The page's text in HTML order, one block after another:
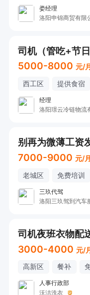
娄经理
洛阳申锦商贸有限
司机（管吃+节日
5000-8000 元/
西工区 提供食宿
经理
洛阳璟云冷链物流
7000-9000 元/月
老城区 免费培训
三玖代驾
洛阳三玖驾到汽车
司机夜班衣物配
3000-4000 元/
高新区 餐补
人事行政部
沃洁洗衣